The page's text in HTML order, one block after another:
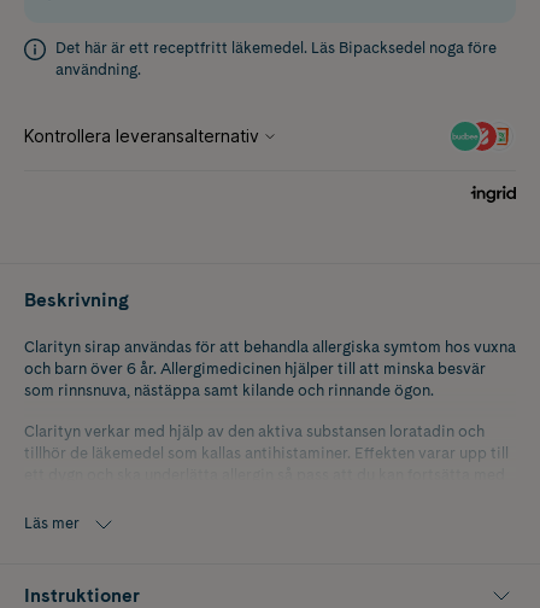
Det här är ett receptfritt läkemedel. Läs Bipacksedel noga före
användning.
Beskrivning
Clarityn sirap användas för att behandla allergiska symtom hos vuxna
och barn över 6 år. Allergimedicinen hjälper till att minska besvär
som rinnsnuva, nästäppa samt kilande och rinnande ögon.
Clarityn verkar med hjälp av den aktiva substansen loratadin och
tillhör de läkemedel som kallas antihistaminer. Effekten varar upp till
Läs mer
Instruktioner